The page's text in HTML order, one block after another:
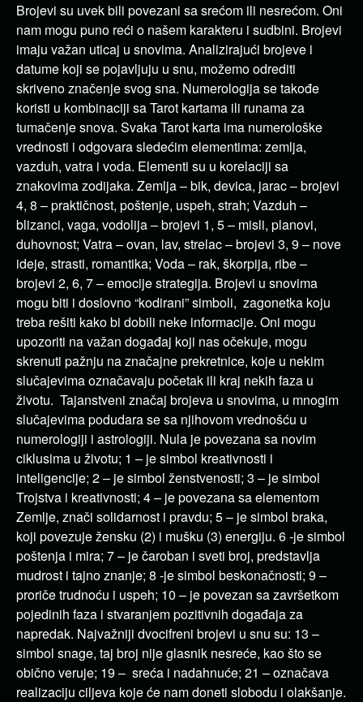
Brojevi su uvek bili povezani sa srećom ili nesrećom. Oni
nam mogu puno reći o našem karakteru i sudbini. Brojevi
imaju važan uticaj u snovima. Analizirajući brojeve i
datume koji se pojavljuju u snu, možemo odrediti
skriveno značenje svog sna. Numerologija se takođe
koristi u kombinaciji sa Tarot kartama ili runama za
tumačenje snova. Svaka Tarot karta ima numerološke
vrednosti i odgovara sledećim elementima: zemlja,
vazduh, vatra i voda. Elementi su u korelaciji sa
znakovima zodijaka. Zemlja – bik, devica, jarac – brojevi
4, 8 – praktičnost, poštenje, uspeh, strah; Vazduh –
blizanci, vaga, vodolija – brojevi 1, 5 – misli, planovi,
duhovnost; Vatra – ovan, lav, strelac – brojevi 3, 9 – nove
ideje, strasti, romantika; Voda – rak, škorpija, ribe –
brojevi 2, 6, 7 – emocije strategija. Brojevi u snovima
mogu biti i doslovno “kodirani” simboli, zagonetka koju
treba rešiti kako bi dobili neke informacije. Oni mogu
upozoriti na važan događaj koji nas očekuje, mogu
skrenuti pažnju na značajne prekretnice, koje u nekim
slučajevima označavaju početak ili kraj nekih faza u
životu. Tajanstveni značaj brojeva u snovima, u mnogim
slučajevima podudara se sa njihovom vrednošću u
numerologiji i astrologiji. Nula je povezana sa novim
ciklusima u životu; 1 – je simbol kreativnosti i
inteligencije; 2 – je simbol ženstvenosti; 3 – je simbol
Trojstva i kreativnosti; 4 – je povezana sa elementom
Zemlje, znači solidarnost i pravdu; 5 – je simbol braka,
koji povezuje žensku (2) i mušku (3) energiju. 6 -je simbol
poštenja i mira; 7 – je čaroban i sveti broj, predstavlja
mudrost i tajno znanje; 8 -je simbol beskonačnosti; 9 –
proriče trudnoću i uspeh; 10 – je povezan sa završetkom
pojedinih faza i stvaranjem pozitivnih događaja za
napredak. Najvažniji dvocifreni brojevi u snu su: 13 –
simbol snage, taj broj nije glasnik nesreće, kao što se
obično veruje; 19 – sreća i nadahnuće; 21 – označava
realizaciju ciljeva koje će nam doneti slobodu i olakšanje.